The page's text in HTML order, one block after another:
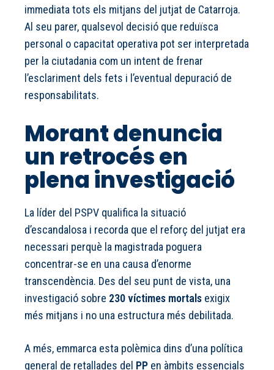
immediata tots els mitjans del jutjat de Catarroja.
Al seu parer, qualsevol decisió que reduïsca
personal o capacitat operativa pot ser interpretada
per la ciutadania com un intent de frenar
l’esclariment dels fets i l’eventual depuració de
responsabilitats.
Morant denuncia
un retrocés en
plena investigació
La líder del PSPV qualifica la situació
d’escandalosa i recorda que el reforç del jutjat era
necessari perquè la magistrada poguera
concentrar-se en una causa d’enorme
transcendència. Des del seu punt de vista, una
investigació sobre 230 víctimes mortals exigix
més mitjans i no una estructura més debilitada.
A més, emmarca esta polèmica dins d’una política
general de retallades del PP en àmbits essencials